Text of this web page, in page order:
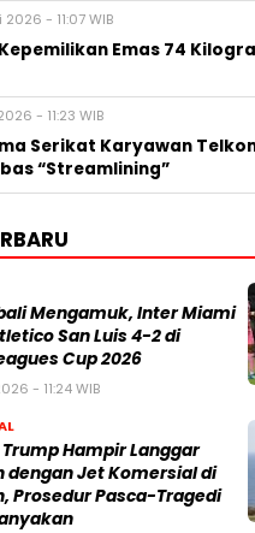
- 11:07 WIB
Emas 74
- 11:23 WIB
Serikat Karyawan
“Streamlining”
Mengamuk, Inter Miami
San Luis 4-2 di
Cup 2026
- 11:24 WIB
Hampir Langgar
dengan Jet Komersial di
Prosedur Pasca-Tragedi